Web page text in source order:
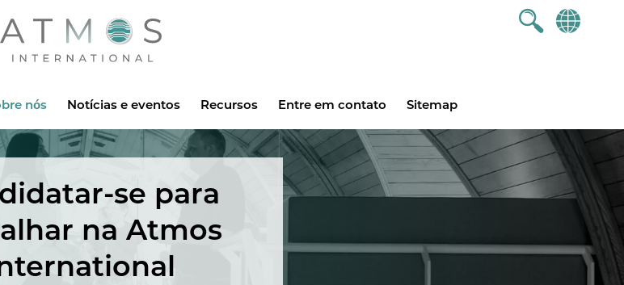
Atmos
nós Notícias e eventos Recursos Entre em contato Sitemap
se para
na Atmos